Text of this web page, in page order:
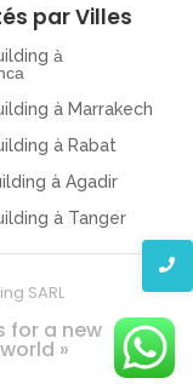
par Villes
à
à Marrakech
à Rabat
à Agadir
à Tanger
SARL
for a new
»